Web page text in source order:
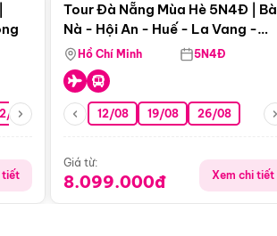
08 26/08 05/09 09/09 12/09
tiết
Tour Đà Nẵng Mùa Hè 5N4Đ | Bà
Nà - Hội An - Huế - La Vang -
Động Thiên Đường
Hồ Chí Minh 5N4Đ
12/08 19/08 26/08
Giá từ:
8.099.000đ Xem chi tiết